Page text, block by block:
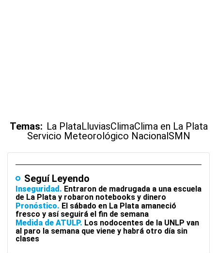
Temas: La PlataLluviasClimaClima en La Plata
Servicio Meteorológico NacionalSMN
Seguí Leyendo
Inseguridad
Entraron de madrugada a una escuela
de La Plata y robaron notebooks y dinero
Pronóstico El sábado en La Plata amaneció
fresco y así seguirá el fin de semana
Medida de ATULP Los nodocentes de la UNLP van
al paro la semana que viene y habrá otro día sin
clases